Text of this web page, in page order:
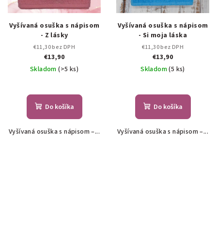
Vyšívaná osuška s nápisom
- Z lásky
€11,30 bez DPH
€13,90
Skladom(>5 ks)
Do košíka
Vyšívaná osuška s nápisom –...
Vyšívaná osuška s nápisom
- Si moja láska
€11,30 bez DPH
€13,90
Skladom(5 ks)
Do košíka
Vyšívaná osuška s nápisom –...